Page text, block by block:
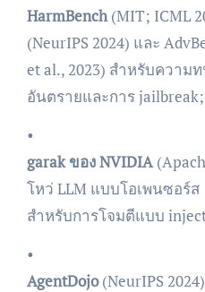
HarmBench(MIT; ICML
(NeurIPS 2024) และ
et al., 2023) สำหรับควา
อันตรายและการ jailbreak;
•
garak ของ NVIDIA
โหว่ LLM แบบโอเพนซอร์ส
สำหรับการโจมตีแบบ
•
AgentDojo(NeurIPS